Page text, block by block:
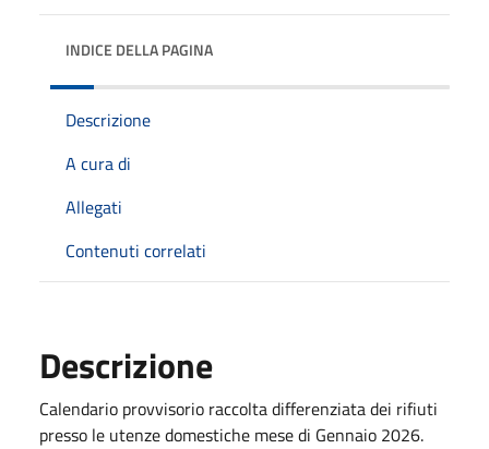
INDICE DELLA PAGINA
Descrizione
A cura di
Allegati
Contenuti correlati
Descrizione
Calendario provvisorio raccolta differenziata dei rifiuti
presso le utenze domestiche mese di Gennaio 2026.